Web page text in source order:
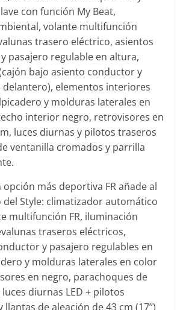
con función My Beat,
volante multifunción
trasero eléctrico, asientos
pasajero regulable en altura,
bajo asiento conductor y
delantero), elementos interiores
y molduras laterales en
interior negro, retrovisores en
luces diurnas y pilotos traseros
ventanilla cromados y parrilla
más deportiva FR añade al
Style: climatizador automático
multifunción FR, iluminación
traseros eléctricos,
y pasajero regulables en
y molduras laterales en color
en negro, parachoques de
diurnas LED + pilotos
de aleación de 43 cm (17’’)